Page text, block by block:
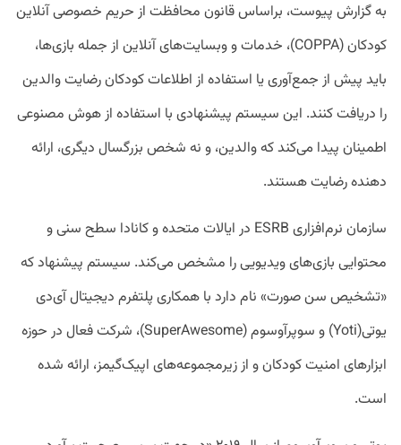
به گزارش پیوست، براساس قانون محافظت از حریم خصوصی آنلاین
کودکان (COPPA)، خدمات و وبسایت‌های آنلاین از جمله بازی‌ها،
باید پیش از جمع‌آوری یا استفاده از اطلاعات کودکان رضایت والدین
را دریافت کنند. این سیستم پیشنهادی با استفاده از هوش مصنوعی
اطمینان پیدا می‌کند که والدین، و نه شخص بزرگسال دیگری، ارائه
دهنده رضایت هستند.
سازمان نرم‌افزاری ESRB در ایالات متحده و کانادا سطح سنی و
محتوایی بازی‌های ویدیویی را مشخص می‌کند. سیستم پیشنهاد که
«تشخیص سن صورت» نام دارد با همکاری پلتفرم دیجیتال آی‌دی
یوتی(Yoti) و سوپرآوسوم (SuperAwesome)، شرکت فعال در حوزه
ابزارهای امنیت کودکان و از زیرمجموعه‌های اپیک‌گیمز، ارائه شده
است.